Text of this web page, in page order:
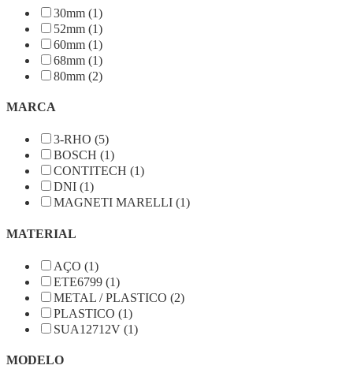
30mm (1)
52mm (1)
60mm (1)
68mm (1)
80mm (2)
MARCA
3-RHO (5)
BOSCH (1)
CONTITECH (1)
DNI (1)
MAGNETI MARELLI (1)
MATERIAL
AÇO (1)
ETE6799 (1)
METAL / PLASTICO (2)
PLASTICO (1)
SUA12712V (1)
MODELO